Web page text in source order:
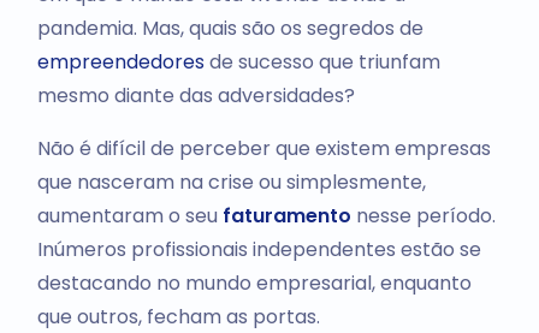
pandemia. Mas, quais são os segredos de
empreendedoresde sucesso que triunfam
mesmo diante das adversidades?
Não é difícil de perceber que existem empresas
que nasceram na crise ou simplesmente,
aumentaram o seu faturamento nesse período.
Inúmeros profissionais independentes estão se
destacando no mundo empresarial, enquanto
que outros, fecham as portas.